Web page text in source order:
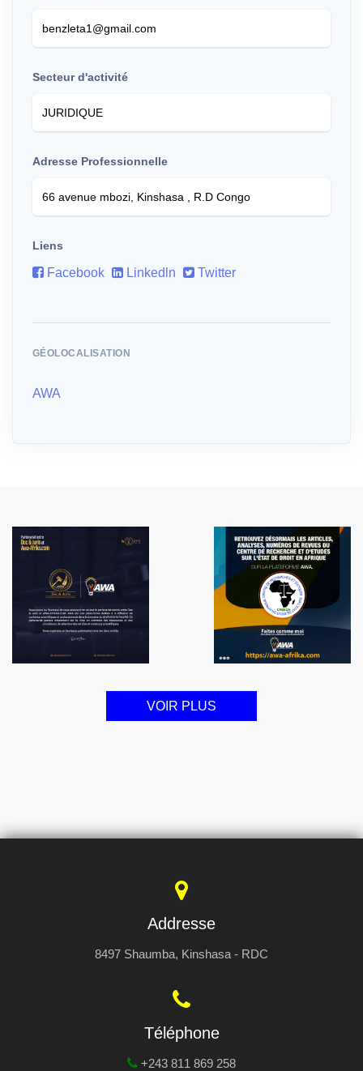
Secteur d'activité
Adresse Professionnelle
Liens
Facebook Linkedln Twitter
GÉOLOCALISATION
AWA
VOIR PLUS
Addresse
8497 Shaumba, Kinshasa - RDC
Téléphone
+243 811 869 258